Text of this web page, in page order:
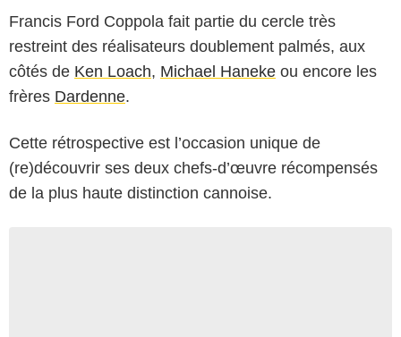
Francis Ford Coppola fait partie du cercle très
restreint des réalisateurs doublement palmés, aux
côtés de Ken Loach, Michael Haneke ou encore les
frères Dardenne.
Cette rétrospective est l’occasion unique de
(re)découvrir ses deux chefs-d’œuvre récompensés
de la plus haute distinction cannoise.